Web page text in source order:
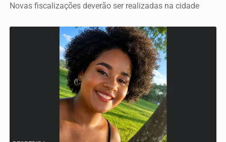
Novas fiscalizações deverão ser realizadas na cidade